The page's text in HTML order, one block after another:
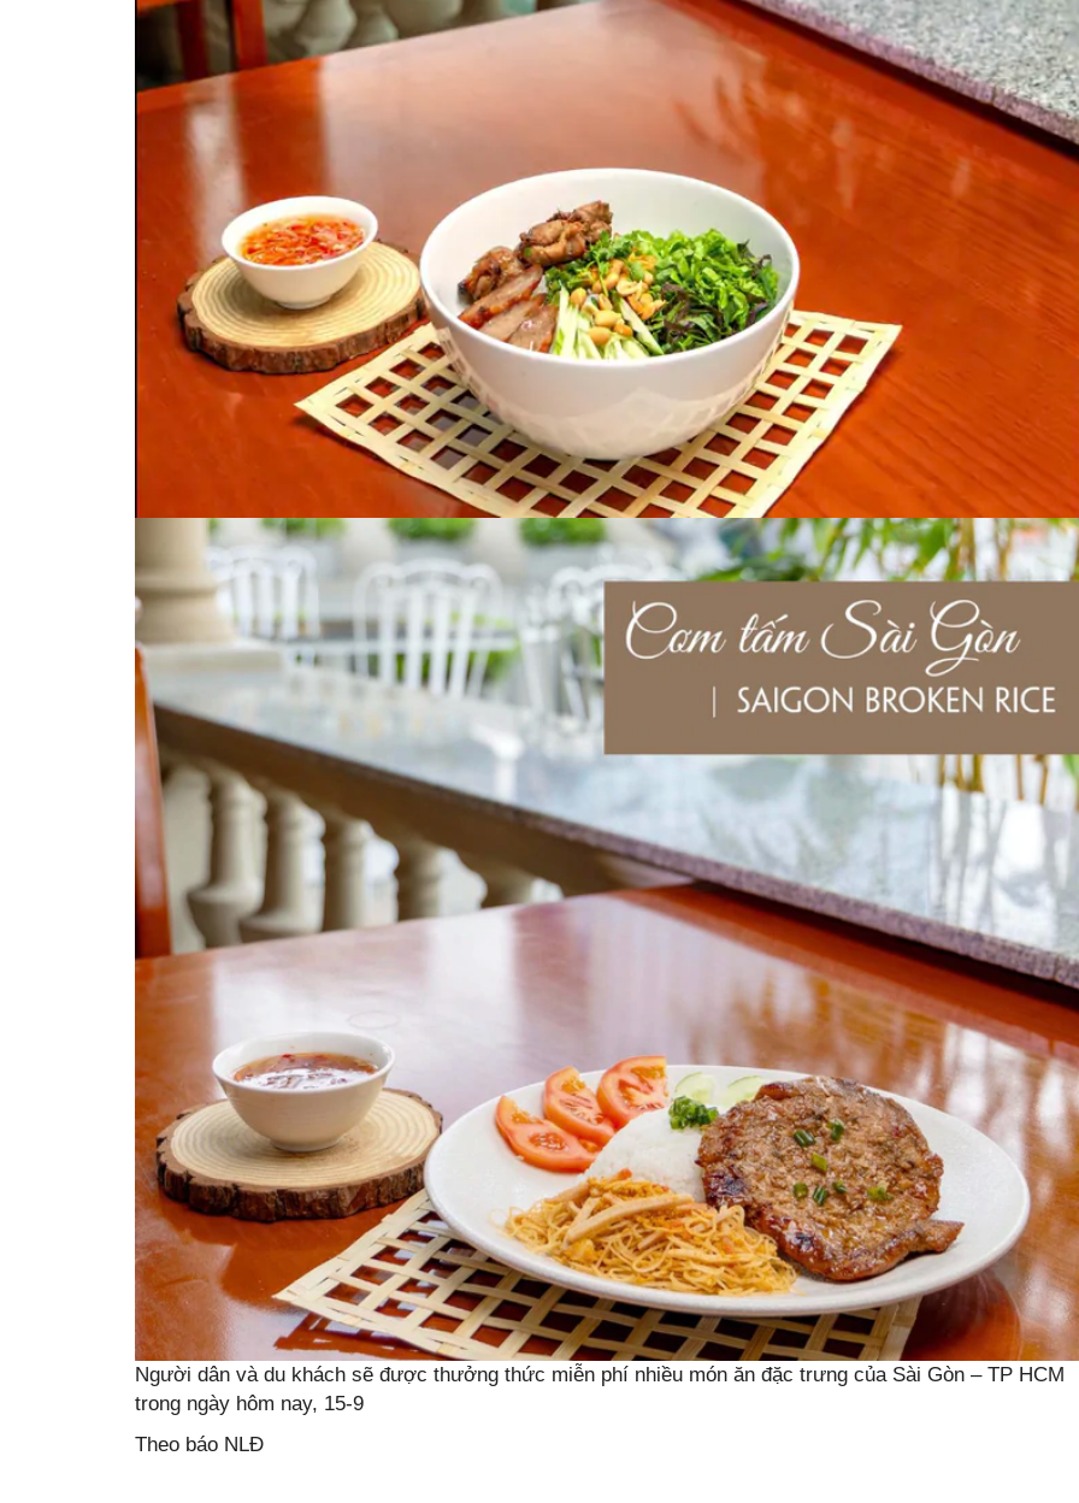
Người dân và du khách sẽ được thưởng thức miễn phí nhiều món ăn đặc trưng của Sài Gòn – TP HCM
trong ngày hôm nay, 15-9
Theo báo NLĐ